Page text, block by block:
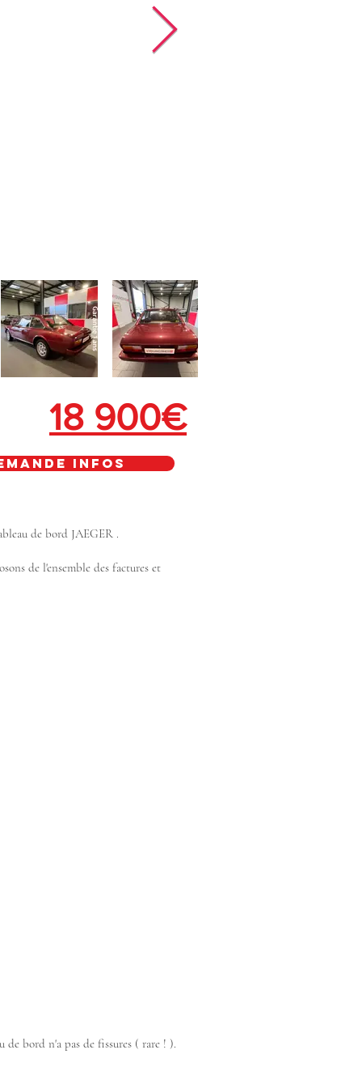
18 900€
infos
de bord JAEGER .
de l'ensemble des factures et
de bord n'a pas de fissures ( rare ! ).